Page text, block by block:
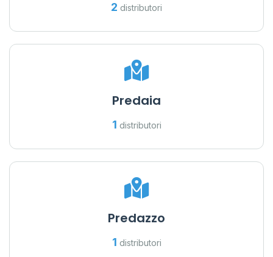
2 distributori
Predaia
1 distributori
Predazzo
1 distributori